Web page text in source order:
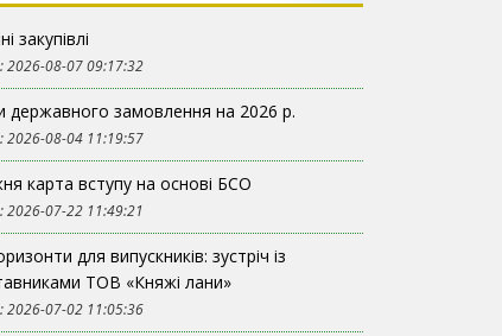
закупівлі
2026-08-07 09:17:32
державного замовлення на 2026 р.
2026-08-04 11:19:57
карта вступу на основі БСО
2026-07-22 11:49:21
для випускників: зустріч із
ТОВ «Княжі лани»
2026-07-02 11:05:36